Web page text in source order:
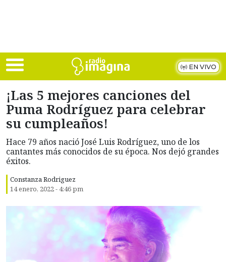
EN VIVO
¡Las 5 mejores canciones del
Puma Rodríguez para celebrar
su cumpleaños!
Hace 79 años nació José Luis Rodríguez, uno de los
cantantes más conocidos de su época. Nos dejó grandes
éxitos.
Constanza Rodriguez
14 enero, 2022 - 4:46 pm